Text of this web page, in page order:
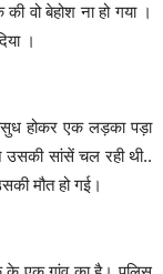
वो बेहोश ना हो गया ।
।
होकर एक लड़का पड़ा
उसकी सांसें चल रही थी..
मौत हो गई।